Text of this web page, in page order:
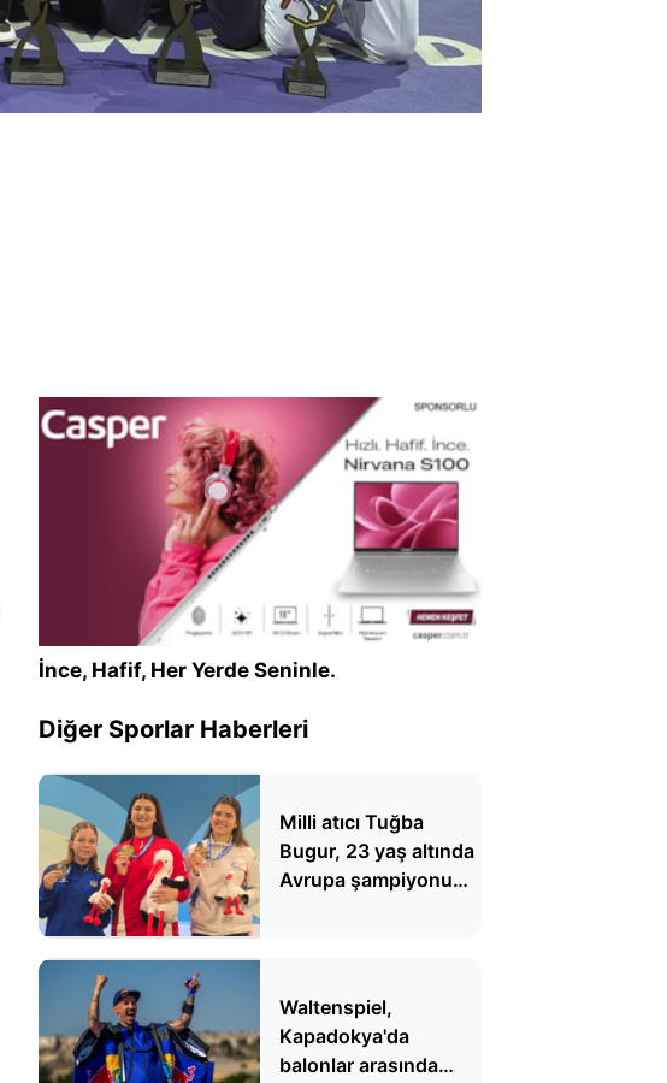
İnce, Hafif, Her Yerde Seninle.
Diğer Sporlar Haberleri
Milli atıcı Tuğba
Bugur, 23 yaş altında
Avrupa şampiyonu
Waltenspiel,
Kapadokya'da
balonlar arasında